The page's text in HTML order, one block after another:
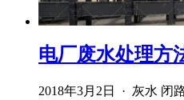
电厂废水处理方
2018年3月2日 · 灰水 闭